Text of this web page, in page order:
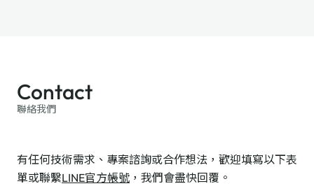
Contact
聯絡我們
有任何技術需求、專案諮詢或合作想法，歡迎填寫以下表
單或聯繫LINE官方帳號 ，我們會盡快回覆。